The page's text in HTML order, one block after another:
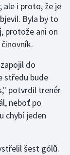
ale i proto, že je
Byla by to
protože ani on
do
středu bude
potvrdil trenér
neboť po
chybí jeden
šest gólů.